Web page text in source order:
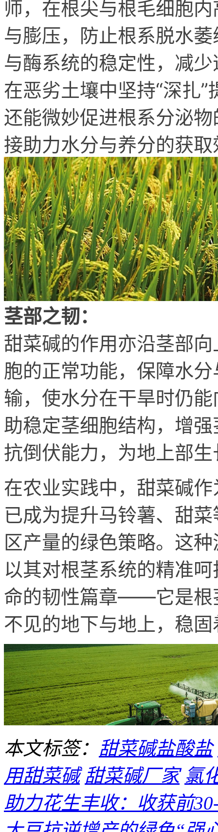
师，在根尖与根毛细胞
与膨压，防止根系脱水
与酶系统的稳定性，减
在恶劣土壤中坚持“深扎
还能微妙促进根系分泌
接助力水分与养分的获
茎部之韧：
甜菜碱的作用亦沿茎部
胞的正常功能，保障水
输，使水分在干旱时仍
助稳定茎细胞结构，增
抗倒伏能力，为地上部
在农业实践中，甜菜碱
已成为提升马铃薯、甜
区产量的绿色策略。这
以其对根茎系统的精准
命的韧性篇章——它是根
不见的地下与地上，稳
本文标签： 甜菜碱盐酸盐
用甜菜碱 甜菜碱厂家 氯
助力花生丰收：收获前